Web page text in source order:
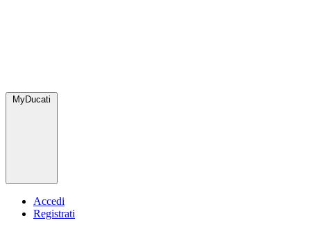
MyDucati
Accedi
Registrati